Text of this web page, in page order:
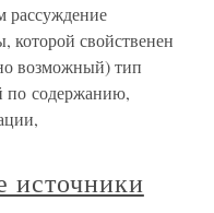
рассуждение
которой свойственен
возможный) тип
по содержанию,
источники